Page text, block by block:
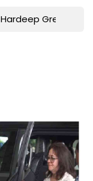
Hardeep Grewal